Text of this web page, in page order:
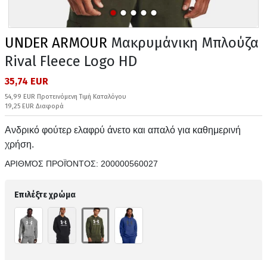
UNDER ARMOUR Μακρυμάνικη Μπλούζα
Rival Fleece Logo HD
35,74 EUR
54,99 EUR Προτεινόμενη Τιμή Καταλόγου
19,25 EUR Διαφορά
Ανδρικό φούτερ ελαφρύ άνετο και απαλό για καθημερινή
χρήση.
ΑΡΙΘΜΌΣ ΠΡΟΪΌΝΤΟΣ: 200000560027
Επιλέξτε χρώμα